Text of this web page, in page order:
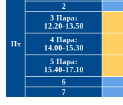
Пт
2
3 Пара:
12.20-13.50
4 Пара:
14.00-15.30
5 Пара:
15.40-17.10
6
7